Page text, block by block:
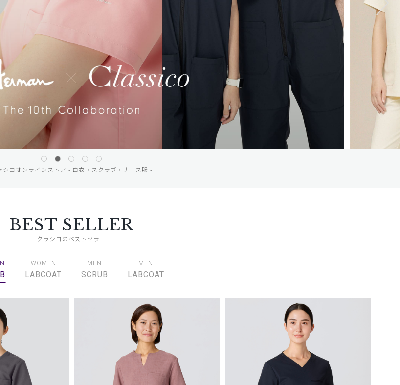
シコオンラインストア - 白衣・スクラブ・ナース服 -
BEST SELLER
クラシコのベストセラー
WOMEN
LABCOAT
MEN
SCRUB
MEN
LABCOAT